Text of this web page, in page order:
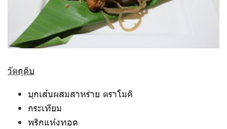
วัตถุดิบ
บุกเส้นผสมสาหร่าย ตราโมคิ
กระเทียม
พริกแห้งทอด